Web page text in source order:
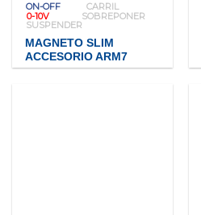
ON-OFF
CARRIL
0-10V
SOBREPONER
SUSPENDER
MAGNETO SLIM
ACCESORIO ARM7